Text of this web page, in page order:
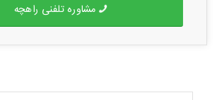
مشاوره تلفنی راهچه